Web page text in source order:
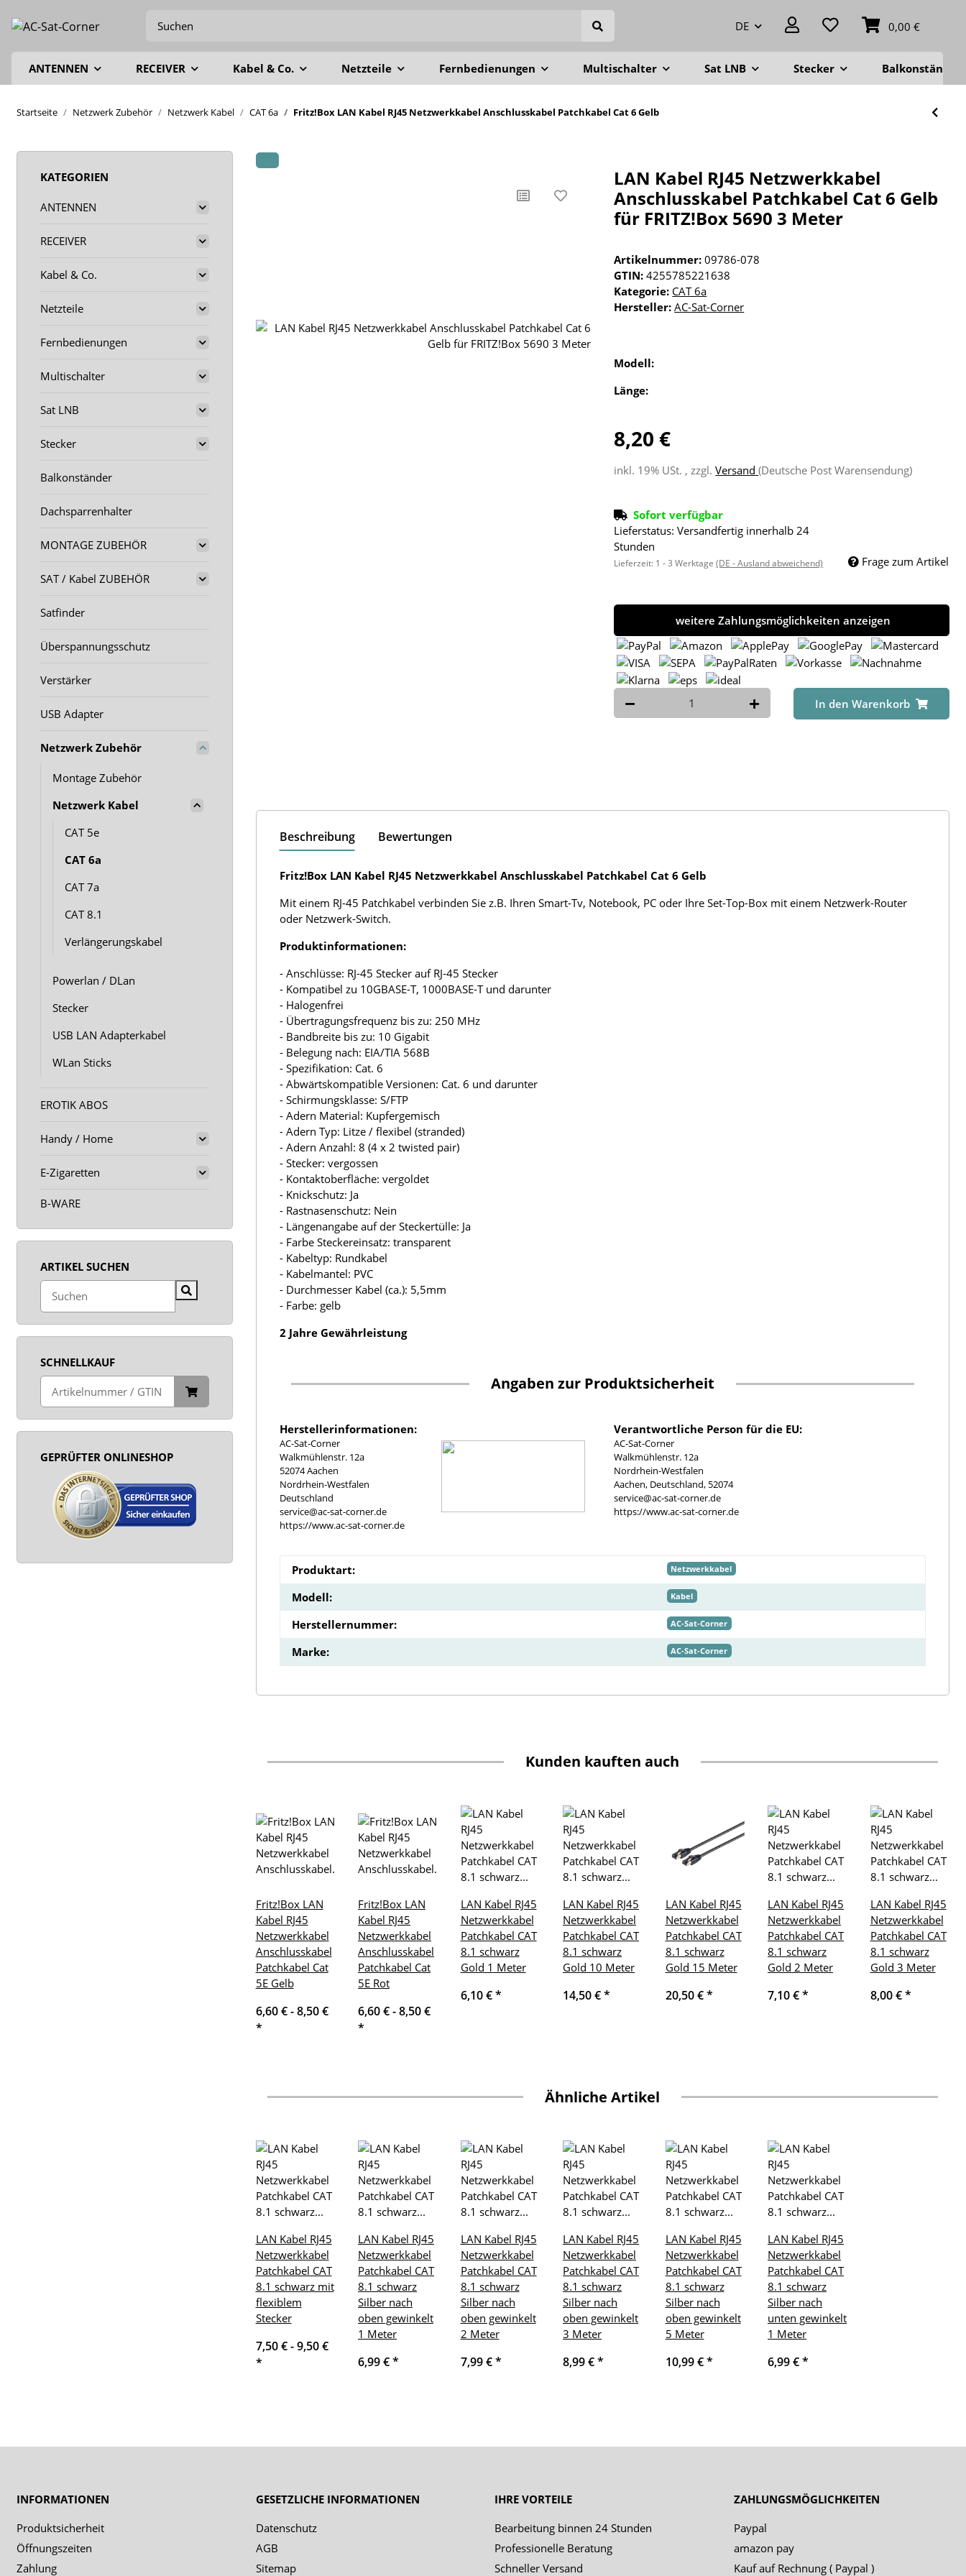
DE 0,00 €
ANTENNEN RECEIVER Kabel & Co. Netzteile Fernbedienungen Multischalter Sat LNB Stecker Balkonständer
Startseite Netzwerk Zubehör Netzwerk Kabel CAT 6a Fritz!Box LAN Kabel RJ45 Netzwerkkabel Anschlusskabel Patchkabel Cat 6 Gelb
LAN Kabel RJ45 Netzwerkkabel
Anschlusskabel Patchkabel Cat 6 Gelb
für FRITZ!Box 5690 3 Meter
Artikelnummer:09786-078
GTIN: 4255785221638
Kategorie: CAT 6a
Hersteller: AC-Sat-Corner
Modell:
Länge:
8,20 €
inkl. 19% USt. , zzgl.Versand(Deutsche Post Warensendung)
Sofort verfügbar
Lieferstatus: Versandfertig innerhalb 24
Stunden
Lieferzeit: 1 - 3 Werktage(DE - Ausland abweichend) Frage zum Artikel
weitere Zahlungsmöglichkeiten anzeigen
In den Warenkorb
Beschreibung Bewertungen
Fritz!Box LAN Kabel RJ45 Netzwerkkabel Anschlusskabel Patchkabel Cat 6 Gelb
Mit einem RJ-45 Patchkabel verbinden Sie z.B. Ihren Smart-Tv, Notebook, PC oder Ihre Set-Top-Box mit einem Netzwerk-Router
oder Netzwerk-Switch.
Produktinformationen:
- Anschlüsse: RJ-45 Stecker auf RJ-45 Stecker
- Kompatibel zu 10GBASE-T, 1000BASE-T und darunter
- Halogenfrei
- Übertragungsfrequenz bis zu: 250 MHz
- Bandbreite bis zu: 10 Gigabit
- Belegung nach: EIA/TIA 568B
- Spezifikation: Cat. 6
- Abwärtskompatible Versionen: Cat. 6 und darunter
- Schirmungsklasse: S/FTP
- Adern Material: Kupfergemisch
- Adern Typ: Litze / flexibel (stranded)
- Adern Anzahl: 8 (4 x 2 twisted pair)
- Stecker: vergossen
- Kontaktoberfläche: vergoldet
- Knickschutz: Ja
- Rastnasenschutz: Nein
- Längenangabe auf der Steckertülle: Ja
- Farbe Steckereinsatz: transparent
- Kabeltyp: Rundkabel
- Kabelmantel: PVC
- Durchmesser Kabel (ca.): 5,5mm
- Farbe: gelb
2 Jahre Gewährleistung
Angaben zur Produktsicherheit
Herstellerinformationen:
AC-Sat-Corner
Walkmühlenstr. 12a
52074 Aachen
Nordrhein-Westfalen
Deutschland
service@ac-sat-corner.de
https://www.ac-sat-corner.de
Verantwortliche Person für die EU:
AC-Sat-Corner
Walkmühlenstr. 12a
Nordrhein-Westfalen
Aachen, Deutschland, 52074
service@ac-sat-corner.de
https://www.ac-sat-corner.de
Produktart: Netzwerkkabel
Modell: Kabel
Herstellernummer: AC-Sat-Corner
Marke: AC-Sat-Corner
Kunden kauften auch
Fritz!Box LAN
Kabel RJ45
Netzwerkkabel
Anschlusskabel
Patchkabel Cat
5E Gelb
6,60 € -8,50 €
*
Fritz!Box LAN
Kabel RJ45
Netzwerkkabel
Anschlusskabel
Patchkabel Cat
5E Rot
6,60 € -8,50 €
*
LAN Kabel RJ45
Netzwerkkabel
Patchkabel CAT
8.1 schwarz
Gold 1 Meter
6,10 €*
LAN Kabel RJ45
Netzwerkkabel
Patchkabel CAT
8.1 schwarz
Gold 10 Meter
14,50 €*
LAN Kabel RJ45
Netzwerkkabel
Patchkabel CAT
8.1 schwarz
Gold 15 Meter
20,50 €*
LAN Kabel RJ45
Netzwerkkabel
Patchkabel CAT
8.1 schwarz
Gold 2 Meter
7,10 €*
LAN Kabel RJ45
Netzwerkkabel
Patchkabel CAT
8.1 schwarz
Gold 3 Meter
8,00 €*
Ähnliche Artikel
LAN Kabel RJ45
Netzwerkkabel
Patchkabel CAT
8.1 schwarz mit
flexiblem
Stecker
7,50 € -9,50 €
*
LAN Kabel RJ45
Netzwerkkabel
Patchkabel CAT
8.1 schwarz
Silber nach
oben gewinkelt
1 Meter
6,99 €*
LAN Kabel RJ45
Netzwerkkabel
Patchkabel CAT
8.1 schwarz
Silber nach
oben gewinkelt
2 Meter
7,99 €*
LAN Kabel RJ45
Netzwerkkabel
Patchkabel CAT
8.1 schwarz
Silber nach
oben gewinkelt
3 Meter
8,99 €*
LAN Kabel RJ45
Netzwerkkabel
Patchkabel CAT
8.1 schwarz
Silber nach
oben gewinkelt
5 Meter
10,99 €*
LAN Kabel RJ45
Netzwerkkabel
Patchkabel CAT
8.1 schwarz
Silber nach
unten gewinkelt
1 Meter
6,99 €*
KATEGORIEN
ANTENNEN
RECEIVER
Kabel & Co.
Netzteile
Fernbedienungen
Multischalter
Sat LNB
Stecker
Balkonständer
Dachsparrenhalter
MONTAGE ZUBEHÖR
SAT / Kabel ZUBEHÖR
Satfinder
Überspannungsschutz
Verstärker
USB Adapter
Netzwerk Zubehör
Montage Zubehör
Netzwerk Kabel
CAT 5e
CAT 6a
CAT 7a
CAT 8.1
Verlängerungskabel
Powerlan / DLan
Stecker
USB LAN Adapterkabel
WLan Sticks
EROTIK ABOS
Handy / Home
E-Zigaretten
B-WARE
ARTIKEL SUCHEN
SCHNELLKAUF
GEPRÜFTER ONLINESHOP
INFORMATIONEN
Produktsicherheit
Öffnungszeiten
Zahlung
GESETZLICHE INFORMATIONEN
Datenschutz
AGB
Sitemap
IHRE VORTEILE
Bearbeitung binnen 24 Stunden
Professionelle Beratung
Schneller Versand
ZAHLUNGSMÖGLICHKEITEN
Paypal
amazon pay
Kauf auf Rechnung ( Paypal )